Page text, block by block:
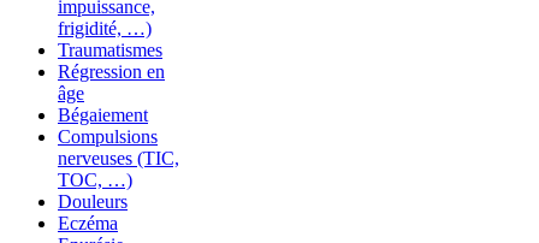
impuissance,
frigidité, …)
Traumatismes
Régression en
âge
Bégaiement
Compulsions
nerveuses (TIC,
TOC, …)
Douleurs
Eczéma